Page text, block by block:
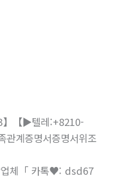
】【▶텔레:+8210-
관계증명서증명서위조
업체「 카톡♥: dsd67